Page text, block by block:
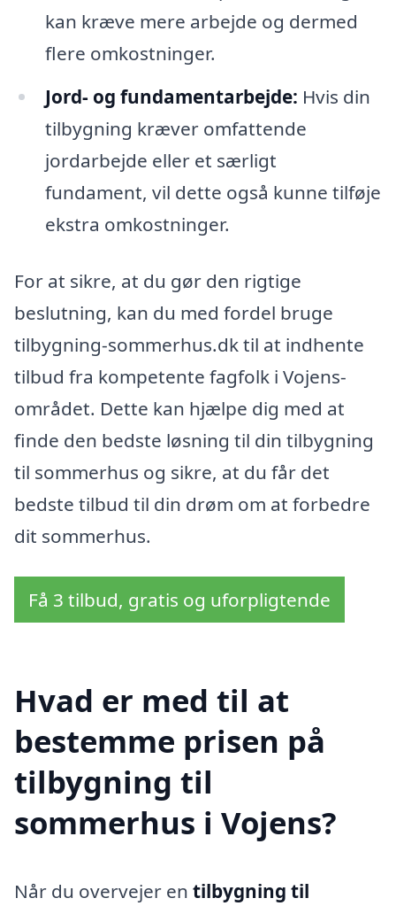
kan kræve mere arbejde og dermed
flere omkostninger.
Jord- og fundamentarbejde: Hvis din
tilbygning kræver omfattende
jordarbejde eller et særligt
fundament, vil dette også kunne tilføje
ekstra omkostninger.
For at sikre, at du gør den rigtige
beslutning, kan du med fordel bruge
tilbygning-sommerhus.dk til at indhente
tilbud fra kompetente fagfolk i Vojens-
området. Dette kan hjælpe dig med at
finde den bedste løsning til din tilbygning
til sommerhus og sikre, at du får det
bedste tilbud til din drøm om at forbedre
dit sommerhus.
Få 3 tilbud, gratis og uforpligtende
Hvad er med til at
bestemme prisen på
tilbygning til
sommerhus i Vojens?
Når du overvejer en tilbygning til